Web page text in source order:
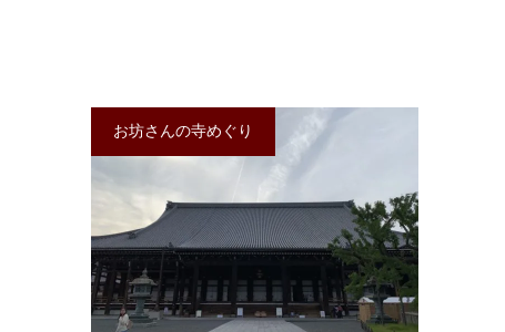
お坊さんの寺めぐり